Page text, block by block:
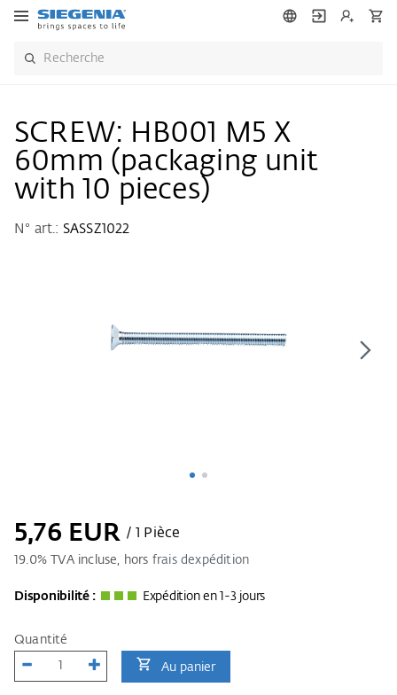
SCREW: HB001 M5 X
60mm (packaging unit
with 10 pieces)
N° art.: SASSZ1022
5,76 EUR / 1 Pièce
19.0% TVA incluse, hors frais dexpédition
Disponibilité : Expédition en 1-3 jours
Quantité
Au panier